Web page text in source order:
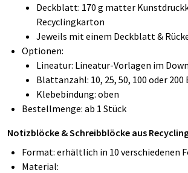
Deckblatt: 170 g matter
Recyclingkarton
Jeweils mit einem Deckblatt &
Optionen:
Lineatur: Lineatur-Vorlagen im
Blattanzahl: 10, 25, 50, 100 oder
Klebebindung: oben
Bestellmenge: ab 1 Stück
Notizblöcke & Schreibblöcke aus
Format: erhältlich in 10 verschiedenen
Material: